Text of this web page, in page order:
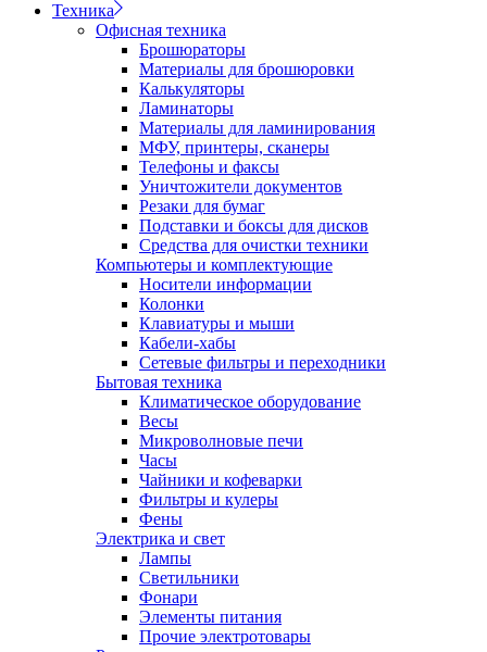
Техника
Офисная техника
Брошюраторы
Материалы для брошюровки
Калькуляторы
Ламинаторы
Материалы для ламинирования
МФУ, принтеры, сканеры
Телефоны и факсы
Уничтожители документов
Резаки для бумаг
Подставки и боксы для дисков
Средства для очистки техники
Компьютеры и комплектующие
Носители информации
Колонки
Клавиатуры и мыши
Кабели-хабы
Сетевые фильтры и переходники
Бытовая техника
Климатическое оборудование
Весы
Микроволновые печи
Часы
Чайники и кофеварки
Фильтры и кулеры
Фены
Электрика и свет
Лампы
Светильники
Фонари
Элементы питания
Прочие электротовары